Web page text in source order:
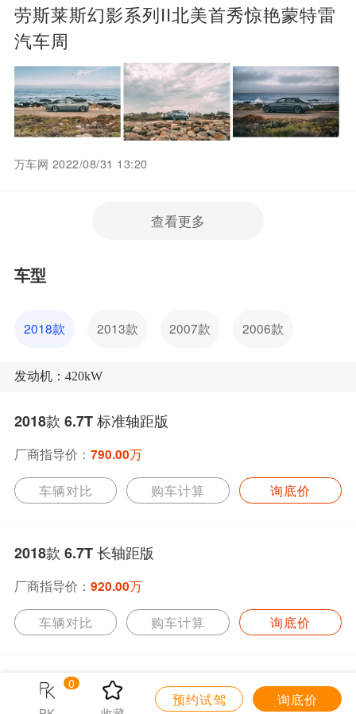
劳斯莱斯幻影系列II北美首秀惊艳蒙特雷
汽车周
万车网 2022/08/31 13:20
查看更多
车型
2018款 2013款 2007款 2006款
发动机：420kW
2018款 6.7T 标准轴距版
厂商指导价： 790.00万
车辆对比 购车计算 询底价
2018款 6.7T 长轴距版
厂商指导价： 920.00万
车辆对比 购车计算 询底价
0
预约试驾 询底价